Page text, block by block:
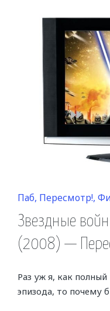
Posted
in
Паб Пересмотр!
Звездные
(2008) —
Раз уж я, как полный
эпизода, то почему